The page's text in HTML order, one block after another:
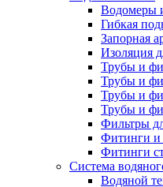
Водомеры
Гибкая
Запорная
Изоляция
Трубы и
Трубы и
Трубы и
Трубы и
Фильтры
Фитинги и
Фитинги
Система
Водяной